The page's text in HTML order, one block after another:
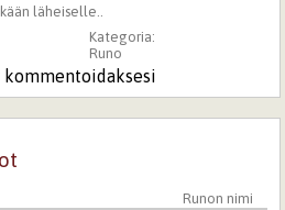
läheiselle..
Kategoria:
Runo
kommentoidaksesi
Runon nimi